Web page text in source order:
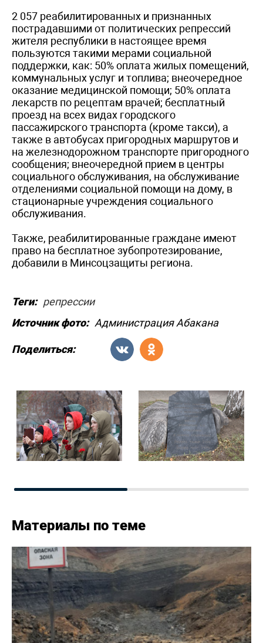
2 057 реабилитированных и признанных
пострадавшими от политических репрессий
жителя республики в настоящее время
пользуются такими мерами социальной
поддержки, как: 50% оплата жилых помещений,
коммунальных услуг и топлива; внеочередное
оказание медицинской помощи; 50% оплата
лекарств по рецептам врачей; бесплатный
проезд на всех видах городского
пассажирского транспорта (кроме такси), а
также в автобусах пригородных маршрутов и
на железнодорожном транспорте пригородного
сообщения; внеочередной прием в центры
социального обслуживания, на обслуживание
отделениями социальной помощи на дому, в
стационарные учреждения социального
обслуживания.
Также, реабилитированные граждане имеют
право на бесплатное зубопротезирование,
добавили в Минсоцзащиты региона.
Теги: репрессии
Источник фото: Администрация Абакана
Поделиться:
Материалы по теме